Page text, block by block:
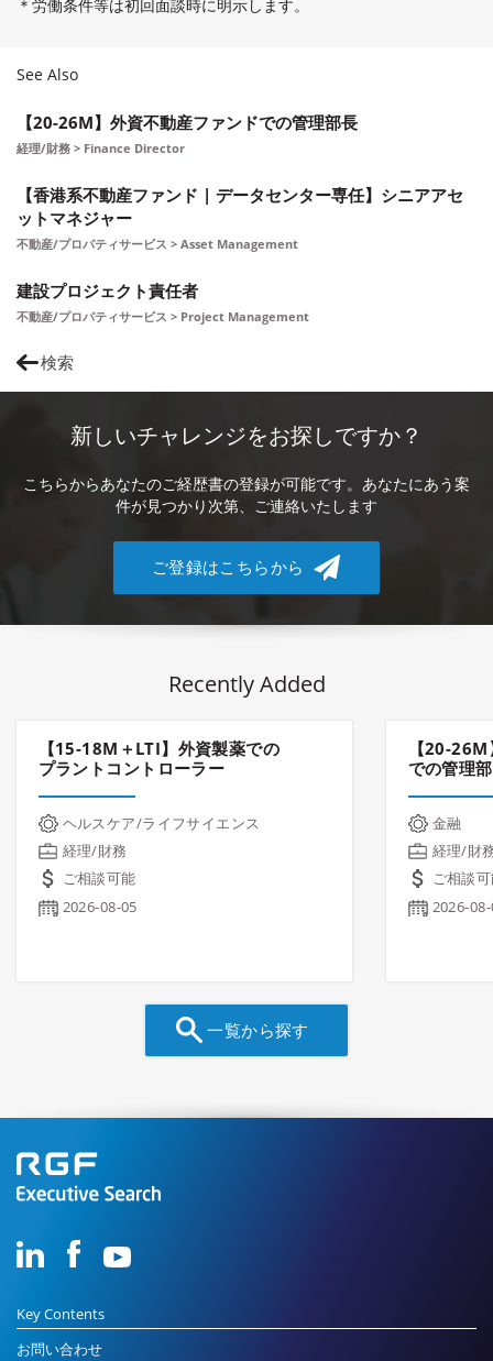
＊労働条件等は初回面談時に明示します。
See Also
【20-26M】外資不動産ファンドでの管理部長
経理/財務 > Finance Director
【香港系不動産ファンド | データセンター専任】シニアアセ
ットマネジャー
不動産/プロパティサービス > Asset Management
建設プロジェクト責任者
不動産/プロパティサービス > Project Management
検索
新しいチャレンジをお探しですか？
こちらからあなたのご経歴書の登録が可能です。あなたにあう案
件が見つかり次第、ご連絡いたします
ご登録はこちらから
Recently Added
【15-18M＋LTI】外資製薬での
プラントコントローラー
ヘルスケア/ライフサイエンス
経理/財務
ご相談可能
2026-08-05
【20-
での管理
金融
経理/財
ご相談
2026-
一覧から探す
Key Contents
お問い合わせ